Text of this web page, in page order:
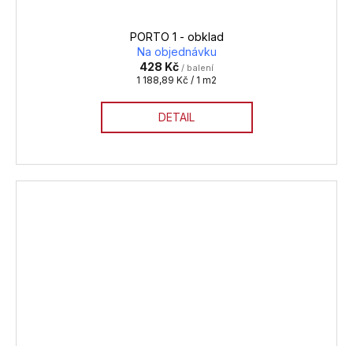
PORTO 1 - obklad
Na objednávku
428 Kč / balení
Měrná
1 188,89 Kč / 1 m2
DETAIL